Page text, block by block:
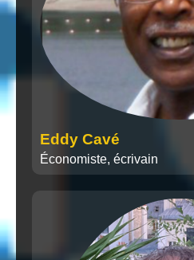
Eddy Cavé
Économiste, écrivain